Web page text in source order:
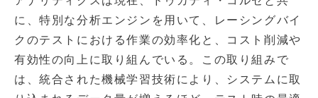
に、特別な分析エンジンを用いて、レーシングバイ
クのテストにおける作業の効率化と、コスト削減や
有効性の向上に取り組んでいる。この取り組みで
は、統合された機械学習技術により、システムに取